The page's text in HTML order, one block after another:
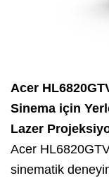
Acer
Sinema için
Lazer
Acer
sinematik